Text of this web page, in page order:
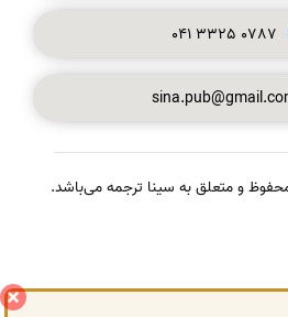
041 3325 0787
و متعلق به سینا ترجمه می‌باشد.